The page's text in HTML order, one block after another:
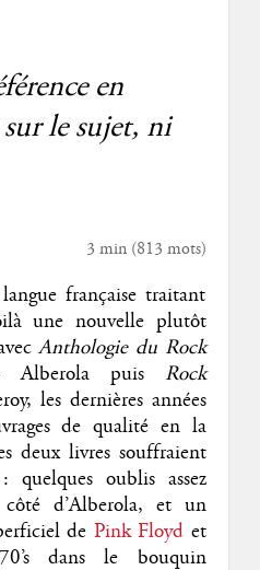
en
le sujet, ni
3 min(813 mots)
française traitant
une nouvelle plutôt
Anthologie du Rock
puis Rock
les dernières années
de qualité en la
deux livres souffraient
quelques oublis assez
côté d’Alberola, et un
de Pink Floyd et
dans le bouquin